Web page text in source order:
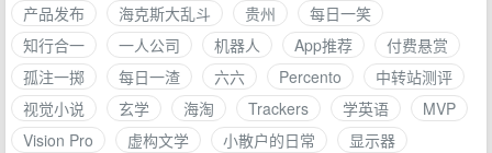
产品发布
海克斯大乱斗 贵州
每日一笑
知行合一
一人公司 机器人 App推荐
付费悬赏
孤注一掷
每日一渣 六六 Percento
中转站测评
视觉小说
玄学 海淘 Trackers 学英语
MVP
Vision Pro
虚构文学 小散户的日常
显示器